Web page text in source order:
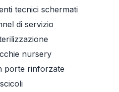
tecnici schermati
di servizio
nursery
porte rinforzate